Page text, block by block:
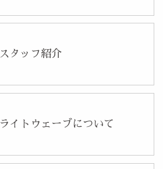
スタッフ紹介
ライトウェーブについて